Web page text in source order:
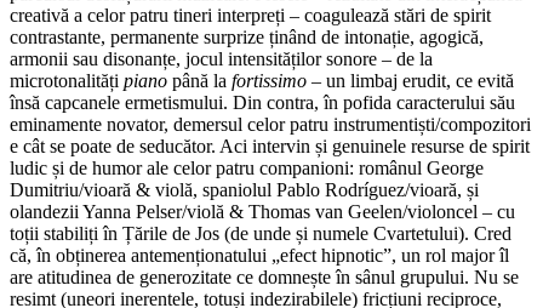
creativă a celor patru tineri interpreți – coagulează stări de spirit
contrastante, permanente surprize ținând de intonație, agogică,
armonii sau disonanțe, jocul intensităților sonore – de la
microtonalități piano până la fortissimo – un limbaj erudit, ce evită
însă capcanele ermetismului. Din contra, în pofida caracterului său
eminamente novator, demersul celor patru instrumentiști/compozitori
e cât se poate de seducător. Aci intervin și genuinele resurse de spirit
ludic și de humor ale celor patru companioni: românul George
Dumitriu/vioară & violă, spaniolul Pablo Rodríguez/vioară, și
olandezii Yanna Pelser/violă & Thomas van Geelen/violoncel – cu
toții stabiliți în Țările de Jos (de unde și numele Cvartetului). Cred
că, în obținerea antemenționatului „efect hipnotic”, un rol major îl
are atitudinea de generozitate ce domnește în sânul grupului. Nu se
resimt (uneori inerentele, totuși indezirabilele) fricțiuni reciproce,